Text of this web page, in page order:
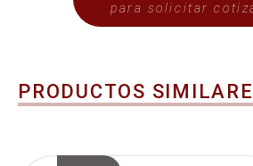
para solicitar
PRODUCTOS